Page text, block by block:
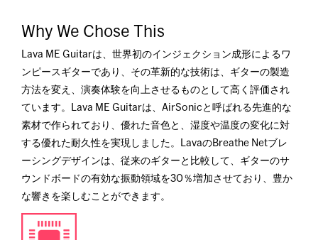
Why We Chose This
Lava ME Guitarは、世界初のインジェクション成形によるワ
ンピースギターであり、その革新的な技術は、ギターの製造
方法を変え、演奏体験を向上させるものとして高く評価され
ています。Lava ME Guitarは、AirSonicと呼ばれる先進的な
素材で作られており、優れた音色と、湿度や温度の変化に対
する優れた耐久性を実現しました。LavaのBreathe Netブレ
ーシングデザインは、従来のギターと比較して、ギターのサ
ウンドボードの有効な振動領域を30％増加させており、豊か
な響きを楽しむことができます。